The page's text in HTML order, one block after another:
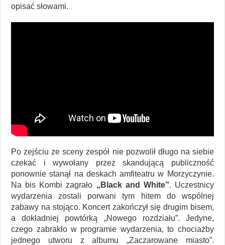
opisać słowami.
Po zejściu ze sceny zespół nie pozwolił długo na siebie
czekać i wywołany przez skandującą publiczność
ponownie stanął na deskach amfiteatru w Morzyczynie.
Na bis Kombi zagrało „Black and White”. Uczestnicy
wydarzenia zostali porwani tym hitem do wspólnej
zabawy na stojąco. Koncert zakończył się drugim bisem,
a dokładniej powtórką „Nowego rozdziału”. Jedyne,
czego zabrakło w programie wydarzenia, to chociażby
jednego utworu z albumu „Zaczarowane miasto”.